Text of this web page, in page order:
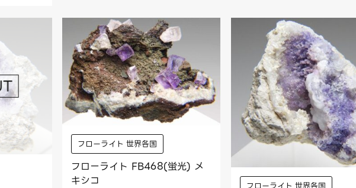
フローライト 世界各国
フローライト FB468(蛍光) メ
キシコ